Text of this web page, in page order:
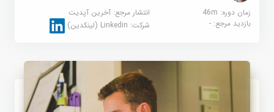
زمان دوره: 46m
انتشار مرجع:آخرین آپدیت
بازدید مرجع:- شرکت:Linkedin (لینکدین)